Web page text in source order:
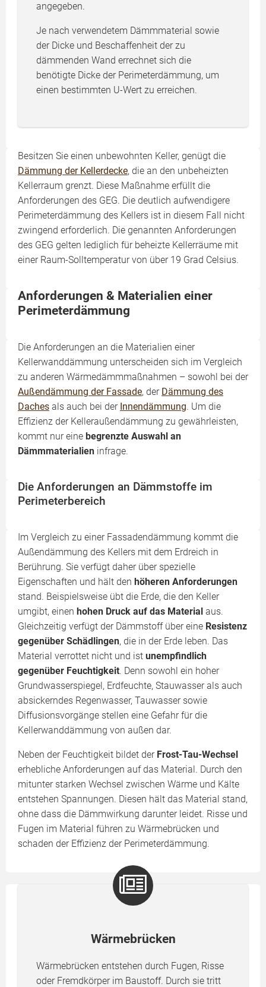
angegeben.
Je nach verwendetem Dämmmaterial sowie
der Dicke und Beschaffenheit der zu
dämmenden Wand errechnet sich die
benötigte Dicke der Perimeterdämmung, um
einen bestimmten U-Wert zu erreichen.
Besitzen Sie einen unbewohnten Keller, genügt die
Dämmung der Kellerdecke, die an den unbeheizten
Kellerraum grenzt. Diese Maßnahme erfüllt die
Anforderungen des GEG. Die deutlich aufwendigere
Perimeterdämmung des Kellers ist in diesem Fall nicht
zwingend erforderlich. Die genannten Anforderungen
des GEG gelten lediglich für beheizte Kellerräume mit
einer Raum-Solltemperatur von über 19 Grad Celsius.
Anforderungen & Materialien einer
Perimeterdämmung
Die Anforderungen an die Materialien einer
Kellerwanddämmung unterscheiden sich im Vergleich
zu anderen Wärmedämmmaßnahmen – sowohl bei der
Außendämmung der Fassade, der Dämmung des
Daches als auch bei der Innendämmung. Um die
Effizienz der Kelleraußendämmung zu gewährleisten,
kommt nur eine begrenzte Auswahl an
Dämmmaterialien infrage.
Die Anforderungen an Dämmstoffe im
Perimeterbereich
Im Vergleich zu einer Fassadendämmung kommt die
Außendämmung des Kellers mit dem Erdreich in
Berührung. Sie verfügt daher über spezielle
Eigenschaften und hält den höheren Anforderungen
stand. Beispielsweise übt die Erde, die den Keller
umgibt, einen hohen Druck auf das Material aus.
Gleichzeitig verfügt der Dämmstoff über eine Resistenz
gegenüber Schädlingen, die in der Erde leben. Das
Material verrottet nicht und ist unempfindlich
gegenüber Feuchtigkeit. Denn sowohl ein hoher
Grundwasserspiegel, Erdfeuchte, Stauwasser als auch
absickerndes Regenwasser, Tauwasser sowie
Diffusionsvorgänge stellen eine Gefahr für die
Kellerwanddämmung von außen dar.
Neben der Feuchtigkeit bildet der Frost-Tau-Wechsel
erhebliche Anforderungen auf das Material. Durch den
mitunter starken Wechsel zwischen Wärme und Kälte
entstehen Spannungen. Diesen hält das Material stand,
ohne dass die Dämmwirkung darunter leidet. Risse und
Fugen im Material führen zu Wärmebrücken und
schaden der Effizienz der Perimeterdämmung.
Wärmebrücken
Wärmebrücken entstehen durch Fugen, Risse
oder Fremdkörper im Baustoff. Durch sie tritt